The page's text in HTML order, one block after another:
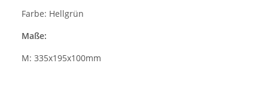
Farbe: Hellgrün
Maße:
M: 335x195x100mm